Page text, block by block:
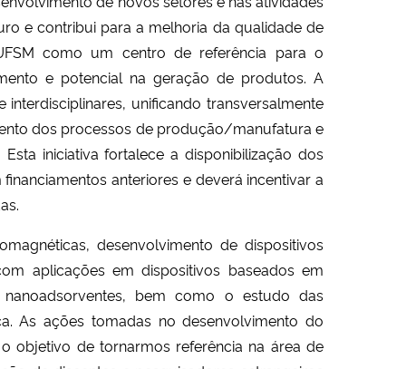
e contribui para a melhoria da qualidade de
como um centro de referência para o
e potencial na geração de produtos. A
unificando transversalmente
dos processos de produção/manufatura e
iniciativa fortalece a disponibilização dos
anteriores e deverá incentivar a
desenvolvimento de dispositivos
aplicações em dispositivos baseados em
nanoadsorventes, bem como o estudo das
As ações tomadas no desenvolvimento do
objetivo de tornarmos referência na área de